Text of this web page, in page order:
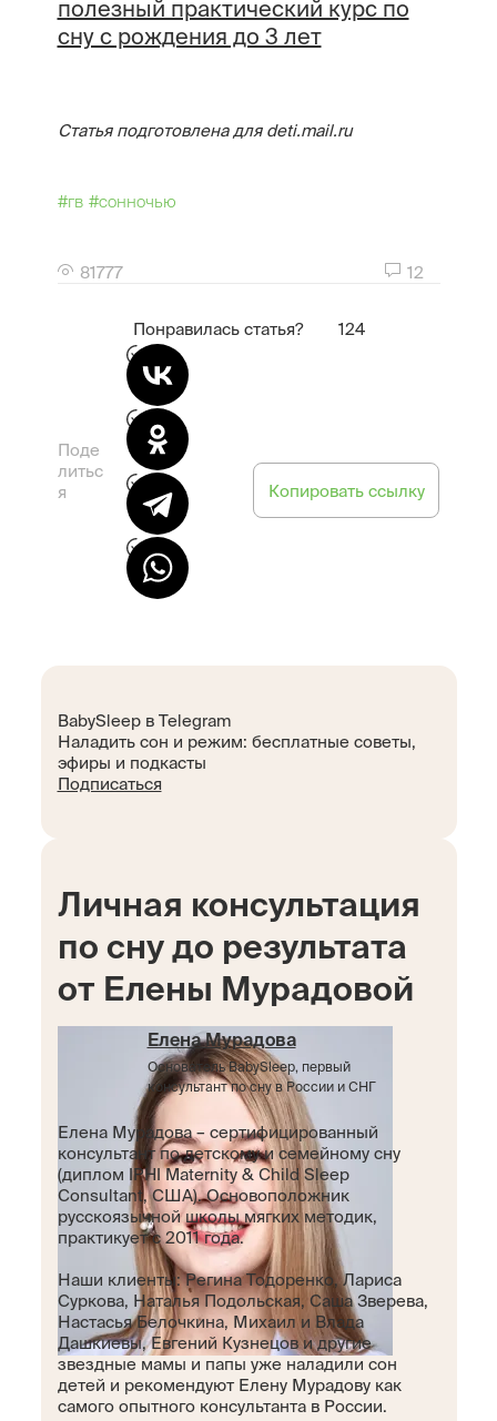
полезный практический курс по
сну с рождения до 3 лет
Статья подготовлена для deti.mail.ru
#гв #сонночью
81777 12
Понравилась статья? 124
Поде
литьс
я
Копировать ссылку
BabySleep в Telegram
Наладить сон и режим: бесплатные советы,
эфиры и подкасты
Подписаться
Личная консультация
по сну до результата
от Елены Мурадовой
Елена Мурадова
Основатель BabySleep, первый
консультант по сну в России и СНГ
Елена Мурадова – сертифицированный
консультант по детскому и семейному сну
(диплом IPHI Maternity & Child Sleep
Consultant, США). Основоположник
русскоязычной школы мягких методик,
практикует с 2011 года.
Наши клиенты: Регина Тодоренко, Лариса
Суркова, Наталья Подольская, Саша Зверева,
Настасья Белочкина, Михаил и Влада
Дашкиевы, Евгений Кузнецов и другие
звездные мамы и папы уже наладили сон
детей и рекомендуют Елену Мурадову как
самого опытного консультанта в России.